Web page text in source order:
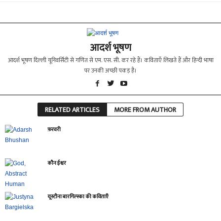
आदर्श भूषण
आदर्श भूषण दिल्ली यूनिवर्सिटी से गणित से एम. एस. सी. कर रहे हैं। कविताएँ लिखते हैं और हिन्दी भाषा
पर उनकी अच्छी पकड़ है।
RELATED ARTICLES MORE FROM AUTHOR
फ़रवरी
कौन ईश्वर
यूस्टीना बारगिल्स्का की कविताएँ